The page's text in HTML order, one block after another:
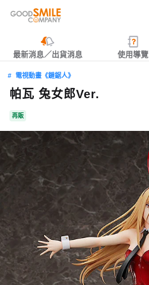
最新消息／出貨消息 使用導覽
電視動畫《鏈鋸人》
帕瓦 兔女郎Ver.
再販